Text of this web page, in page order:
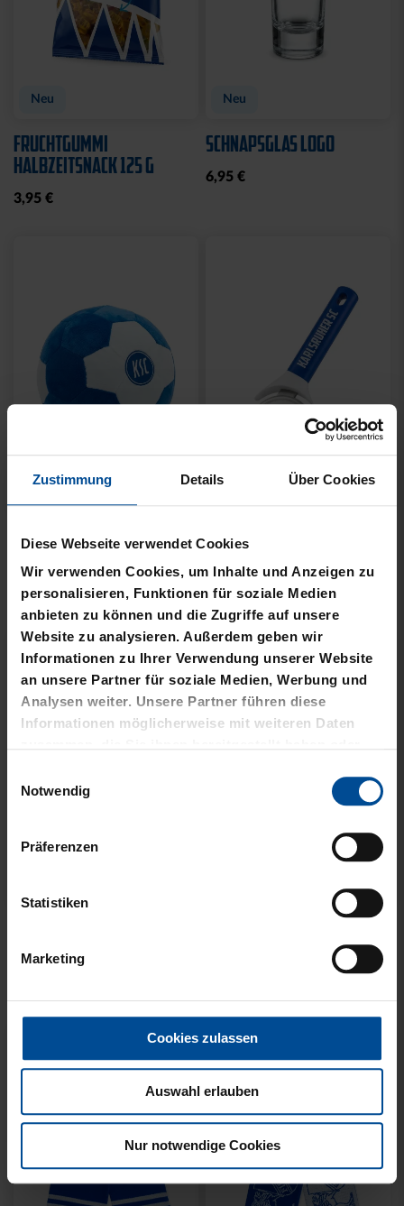
Zustimmung Details Über Cookies
Diese Webseite verwendet Cookies
Wir verwenden Cookies, um Inhalte und Anzeigen zu
personalisieren, Funktionen für soziale Medien
anbieten zu können und die Zugriffe auf unsere
Website zu analysieren. Außerdem geben wir
Informationen zu Ihrer Verwendung unserer Website
an unsere Partner für soziale Medien, Werbung und
Analysen weiter. Unsere Partner führen diese
Informationen möglicherweise mit weiteren Daten
gesammelt haben.
Notwendig
Präferenzen
Statistiken
Marketing
Cookies zulassen
Auswahl erlauben
Nur notwendige Cookies
Neu
FRUCHTGUMMI
HALBZEITSNACK 125 G
3,95 €
Neu
SCHNAPSGLAS LOGO
6,95 €
PLÜSCHBALL LOGO
GROSS
14,95 €
PIZZASCHNEIDER KSC
12,95 €
KIDS